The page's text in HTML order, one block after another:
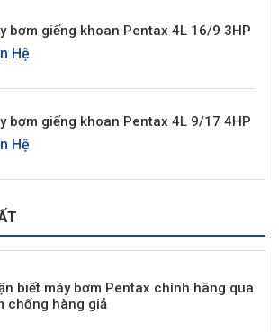
bơm giếng khoan Pentax 4L 16/9 3HP
Hệ
bơm giếng khoan Pentax 4L 9/17 4HP
Hệ
biết máy bơm Pentax chính hãng qua
chống hàng giả